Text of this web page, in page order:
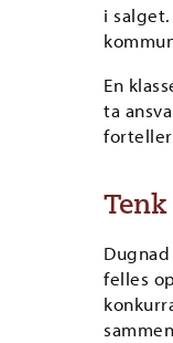
i
En
ta
felles